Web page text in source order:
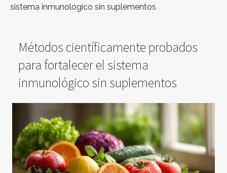
sistema inmunológico sin suplementos
Métodos científicamente probados
para fortalecer el sistema
inmunológico sin suplementos